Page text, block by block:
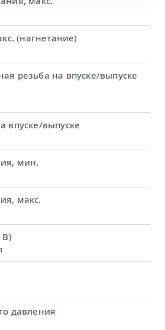
(нагнетание)
резьба на впуске/выпуске
впуске/выпуске
мин.
макс.
В)
давления